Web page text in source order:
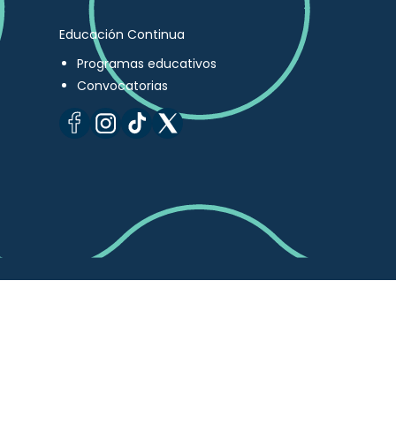
Educación Continua
Programas educativos
Convocatorias